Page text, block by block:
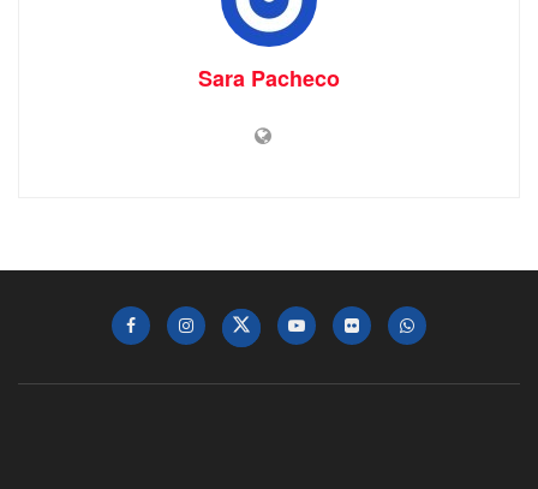
Sara Pacheco